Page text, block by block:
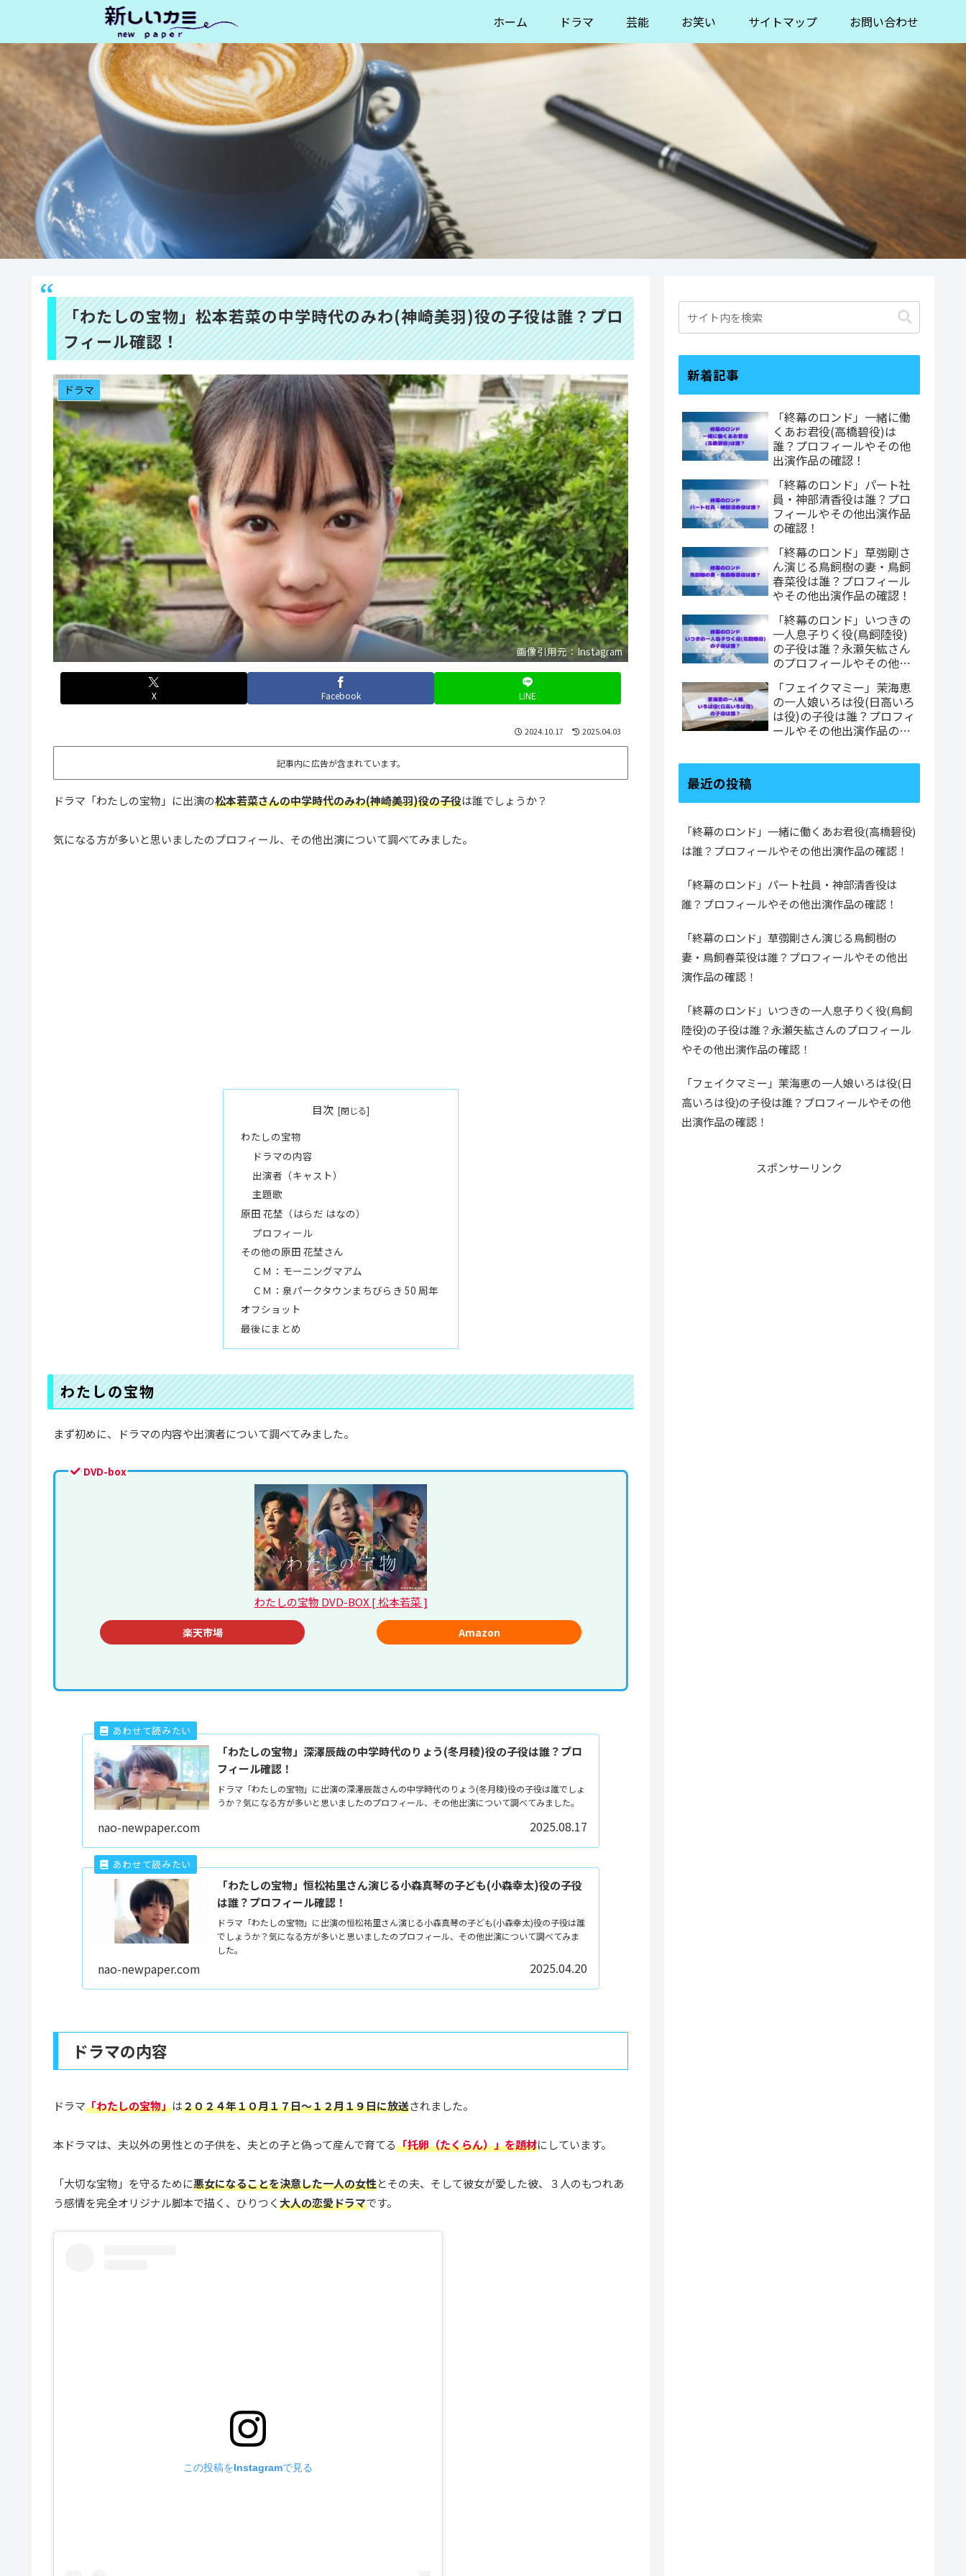
ホーム ドラマ 芸能 お笑い サイトマップ お問い合わせ
「わたしの宝物」松本若菜の中学時代のみわ(神崎美羽)役の子役は誰？プロ
フィール確認！
ドラマ
画像引用元：Instagram
X Facebook LINE
2024.10.17 2025.04.03
記事内に広告が含まれています。
ドラマ「わたしの宝物」に出演の松本若菜さんの中学時代のみわ(神崎美羽)役の子役は誰でしょうか？
気になる方が多いと思いましたのプロフィール、その他出演について調べてみました。
目次
わたしの宝物
ドラマの内容
出演者（キャスト）
主題歌
原田 花埜（はらだ はなの）
プロフィール
その他の原田 花埜さん
ＣＭ：モーニングマアム
ＣＭ：泉パークタウンまちびらき 50 周年
オフショット
最後にまとめ
わたしの宝物
まず初めに、ドラマの内容や出演者について調べてみました。
DVD-box
わたしの宝物 DVD-BOX [ 松本若菜 ]
楽天市場 Amazon
「わたしの宝物」深澤辰哉の中学時代のりょう(冬月稜)役の子役は誰？プロ
フィール確認！
ドラマ「わたしの宝物」に出演の深澤辰哉さんの中学時代のりょう(冬月稜)役の子役は誰でしょ
うか？気になる方が多いと思いましたのプロフィール、その他出演について調べてみました。
nao-newpaper.com 2025.08.17
「わたしの宝物」恒松祐里さん演じる小森真琴の子ども(小森幸太)役の子役
は誰？プロフィール確認！
ドラマ「わたしの宝物」に出演の恒松祐里さん演じる小森真琴の子ども(小森幸太)役の子役は誰
でしょうか？気になる方が多いと思いましたのプロフィール、その他出演について調べてみま
した。
nao-newpaper.com 2025.04.20
ドラマの内容
ドラマ「わたしの宝物」は２０２４年１０月１７日～１２月１９日に放送されました。
本ドラマは、夫以外の男性との子供を、夫との子と偽って産んで育てる「托卵（たくらん）」を題材にしています。
「大切な宝物」を守るために悪女になることを決意した一人の女性とその夫、そして彼女が愛した彼、３人のもつれあ
う感情を完全オリジナル脚本で描く、ひりつく大人の恋愛ドラマです。
この投稿をInstagramで見る
新着記事
「終幕のロンド」一緒に働
くあお君役(高橋碧役)は
誰？プロフィールやその他
出演作品の確認！
「終幕のロンド」パート社
員・神部清香役は誰？プロ
フィールやその他出演作品
の確認！
「終幕のロンド」草彅剛さ
ん演じる鳥飼樹の妻・鳥飼
春菜役は誰？プロフィール
やその他出演作品の確認！
「終幕のロンド」いつきの
一人息子りく役(鳥飼陸役)
の子役は誰？永瀬矢紘さん
のプロフィールやその他出
「フェイクマミー」茉海恵
の一人娘いろは役(日高いろ
は役)の子役は誰？プロフィ
ールやその他出演作品の確
最近の投稿
「終幕のロンド」一緒に働くあお君役(高橋碧役)
は誰？プロフィールやその他出演作品の確認！
「終幕のロンド」パート社員・神部清香役は
誰？プロフィールやその他出演作品の確認！
「終幕のロンド」草彅剛さん演じる鳥飼樹の
妻・鳥飼春菜役は誰？プロフィールやその他出
演作品の確認！
「終幕のロンド」いつきの一人息子りく役(鳥飼
陸役)の子役は誰？永瀬矢紘さんのプロフィール
やその他出演作品の確認！
「フェイクマミー」茉海恵の一人娘いろは役(日
高いろは役)の子役は誰？プロフィールやその他
出演作品の確認！
スポンサーリンク